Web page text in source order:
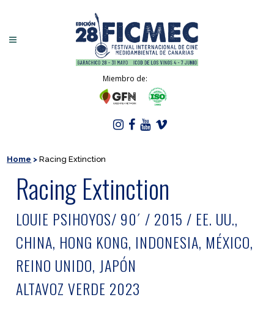
Miembro de:
Home >Racing Extinction
Racing Extinction
LOUIE PSIHOYOS/ 90´ / 2015 / EE. UU.,
CHINA, HONG KONG, INDONESIA, MÉXICO,
REINO UNIDO, JAPÓN
ALTAVOZ VERDE 2023